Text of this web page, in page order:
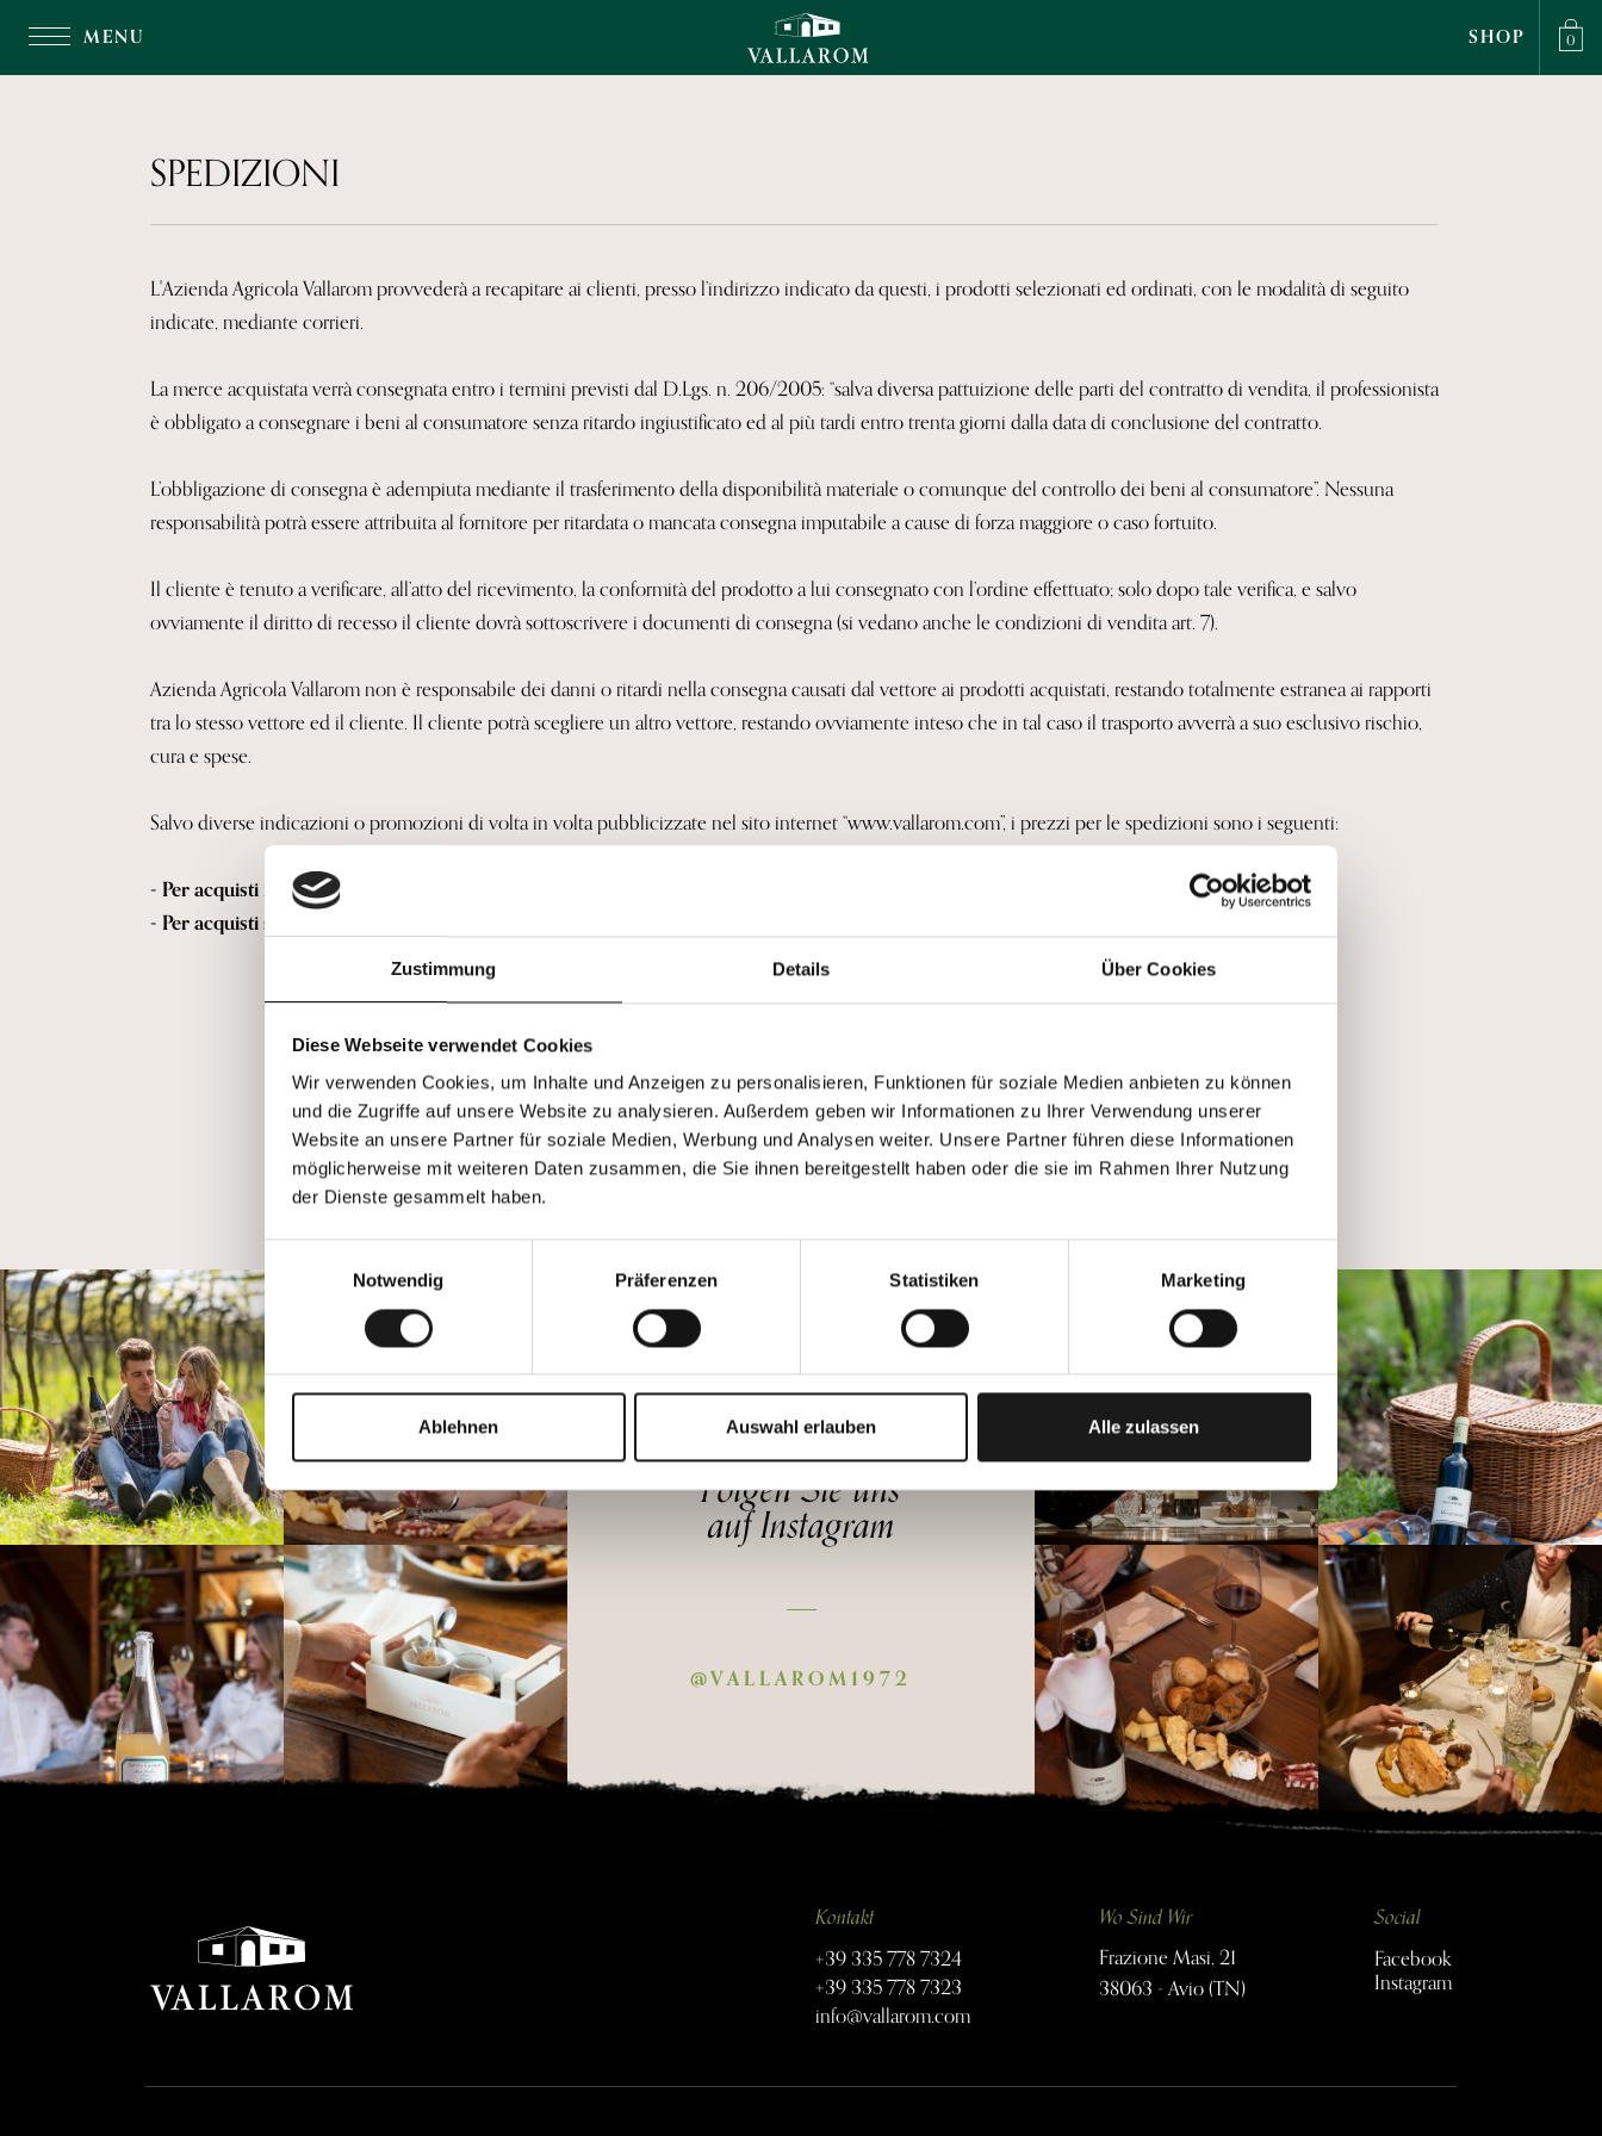
Zustimmung Details Über Cookies
Diese Webseite verwendet Cookies
Wir verwenden Cookies, um Inhalte und Anzeigen zu personalisieren, Funktionen für soziale Medien anbieten zu können
und die Zugriffe auf unsere Website zu analysieren. Außerdem geben wir Informationen zu Ihrer Verwendung unserer
Website an unsere Partner für soziale Medien, Werbung und Analysen weiter. Unsere Partner führen diese Informationen
möglicherweise mit weiteren Daten zusammen, die Sie ihnen bereitgestellt haben oder die sie im Rahmen Ihrer Nutzung
der Dienste gesammelt haben.
Notwendig
Präferenzen Statistiken Marketing
Ablehnen Auswahl erlauben Alle zulassen
MENU SHOP 0
SPEDIZIONI
L'Azienda Agricola Vallarom provvederà a recapitare ai clienti, presso l’indirizzo indicato da questi, i prodotti selezionati ed ordinati, con le modalità di seguito
indicate, mediante corrieri.
La merce acquistata verrà consegnata entro i termini previsti dal D.Lgs. n. 206/2005: “salva diversa pattuizione delle parti del contratto di vendita, il professionista
è obbligato a consegnare i beni al consumatore senza ritardo ingiustificato ed al più tardi entro trenta giorni dalla data di conclusione del contratto.
L’obbligazione di consegna è adempiuta mediante il trasferimento della disponibilità materiale o comunque del controllo dei beni al consumatore”. Nessuna
responsabilità potrà essere attribuita al fornitore per ritardata o mancata consegna imputabile a cause di forza maggiore o caso fortuito.
Il cliente è tenuto a verificare, all’atto del ricevimento, la conformità del prodotto a lui consegnato con l’ordine effettuato; solo dopo tale verifica, e salvo
ovviamente il diritto di recesso il cliente dovrà sottoscrivere i documenti di consegna (si vedano anche le condizioni di vendita art. 7).
Azienda Agricola Vallarom non è responsabile dei danni o ritardi nella consegna causati dal vettore ai prodotti acquistati, restando totalmente estranea ai rapporti
tra lo stesso vettore ed il cliente. Il cliente potrà scegliere un altro vettore, restando ovviamente inteso che in tal caso il trasporto avverrà a suo esclusivo rischio,
cura e spese.
Salvo diverse indicazioni o promozioni di volta in volta pubblicizzate nel sito internet “www.vallarom.com”, i prezzi per le spedizioni sono i seguenti:
- Per acquisti inferiori a 150,00 €, costo di Spedizione pari a 9,90 €
- Per acquisti superiori a 150,00 €, costo di Spedizione GRATIS
Folgen Sie uns
auf Instagram
@VALLAROM1972
Kontakt
+39 335 778 7324
+39 335 778 7323
info@vallarom.com
Wo Sind Wir
Frazione Masi, 21
38063 - Avio (TN)
Social
Facebook
Instagram